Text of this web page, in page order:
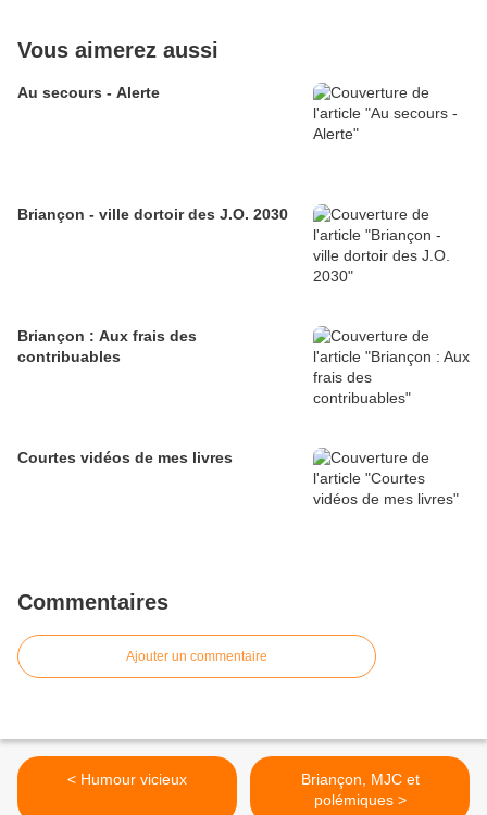
Vous aimerez aussi
Au secours - Alerte
Briançon - ville dortoir des J.O. 2030
Briançon : Aux frais des
contribuables
Courtes vidéos de mes livres
Commentaires
Ajouter un commentaire
< Humour vicieux
Briançon, MJC et
polémiques >